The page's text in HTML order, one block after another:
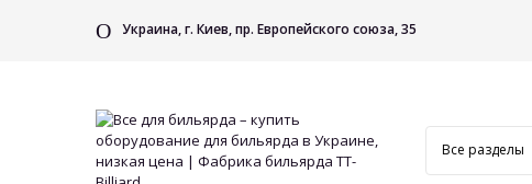
Украина, г. Киев, пр. Европейского союза, 35